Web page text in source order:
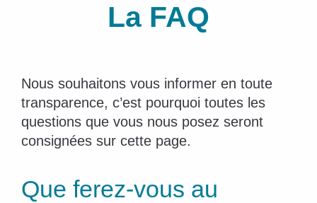
La FAQ
Nous souhaitons vous informer en toute
transparence, c’est pourquoi toutes les
questions que vous nous posez seront
consignées sur cette page.
Que ferez-vous au